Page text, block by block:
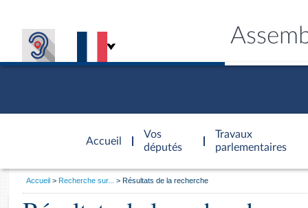
Accueil
d'accueil
Vos
députés
Travaux
parlementaires
Général
Vous
Accueil Recherche sur... Résultats de la recherche